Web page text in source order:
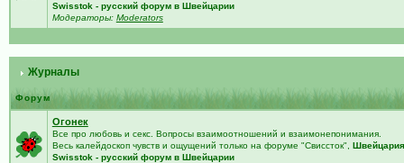
Swisstok - русский форум в Швейцарии
Модераторы: Moderators
Журналы
Форум
Огонек
Все про любовь и секс. Вопросы взаимоотношений и взаимонепонимания.
Весь калейдоскоп чувств и ощущений только на форуме "Свиссток", Швейцария
Swisstok - русский форум в Швейцарии